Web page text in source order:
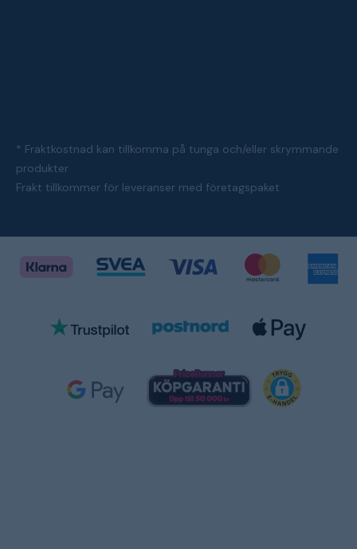
* Fraktkostnad kan tillkomma på tunga och/eller skrymmande
produkter
Frakt tillkommer för leveranser med företagspaket